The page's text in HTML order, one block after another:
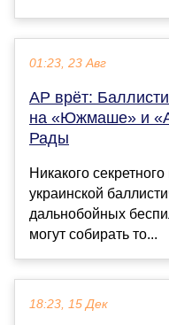
01:23, 23 Авг
АР врёт:
на «Южмаше» и
Рады
Никакого
украинской
дальнобойных
могут собирать то...
18:23, 15 Дек